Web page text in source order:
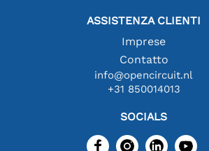
ASSISTENZA CLIENTI
Imprese
Contatto
info@opencircuit.nl
+31 850014013
SOCIALS